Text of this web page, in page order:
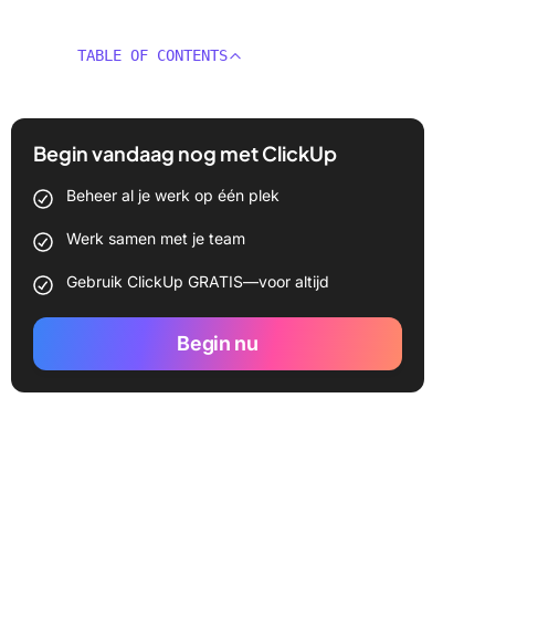
TABLE OF CONTENTS
Begin vandaag nog met ClickUp
Beheer al je werk op één plek
Werk samen met je team
Gebruik ClickUp GRATIS—voor altijd
Begin nu